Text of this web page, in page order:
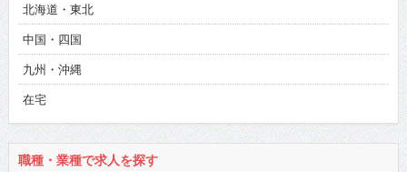
北海道・東北
中国・四国
九州・沖縄
在宅
職種・業種で求人を探す